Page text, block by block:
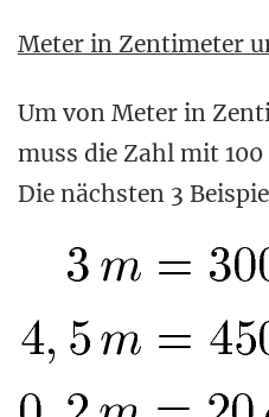
Meter in Zentimeter
Um von Meter in
muss die Zahl mit
Die nächsten 3